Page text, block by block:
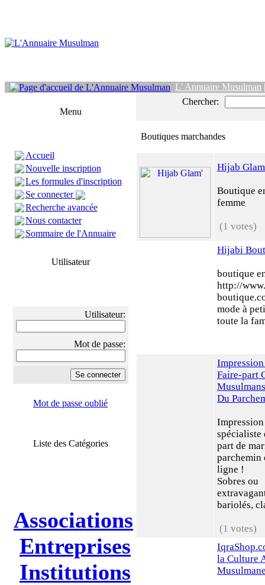
L' Annuaire Musulman
Menu
Accueil
Nouvelle inscription
Les formules d'inscription
Se connecter
Recherche avancée
Nous contacter
Sommaire de l'Annuaire
Utilisateur
Utilisateur:
Mot de passe:
Mot de passe oublié
Liste des Catégories
Associations
Entreprises
Institutions
Chercher:
Boutiques marchandes
Hijab
Boutique
femme
(1 votes)
Hijabi
boutique
http://
mode à
toute la
Faire-part
Du
spécialiste
part de
parchemin
ligne !
Sobres ou
bariolés,
(1 votes)
la Culture